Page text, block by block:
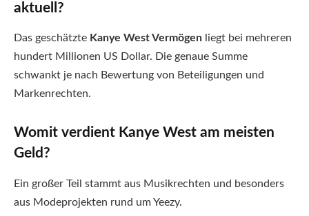
aktuell?
Das geschätzte Kanye West Vermögen liegt bei mehreren
hundert Millionen US Dollar. Die genaue Summe
schwankt je nach Bewertung von Beteiligungen und
Markenrechten.
Womit verdient Kanye West am meisten
Geld?
Ein großer Teil stammt aus Musikrechten und besonders
aus Modeprojekten rund um Yeezy.